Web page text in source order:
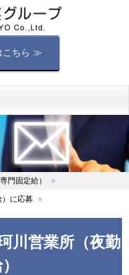
こちら ≫
門固定給）
）に応募
川営業所（夜勤